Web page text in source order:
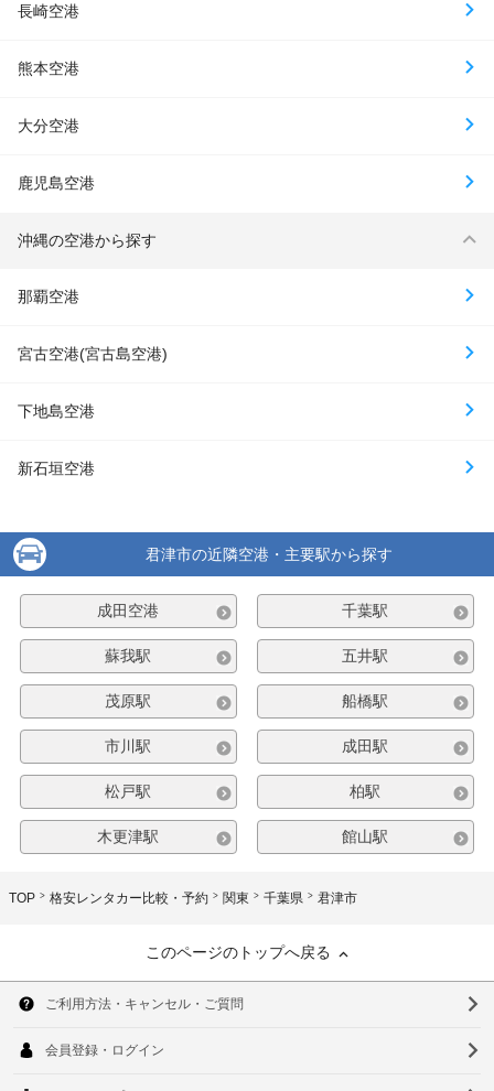
長崎空港
熊本空港
大分空港
鹿児島空港
沖縄の空港から探す
那覇空港
宮古空港(宮古島空港)
下地島空港
新石垣空港
君津市の近隣空港・主要駅から探す
成田空港 千葉駅
蘇我駅 五井駅
茂原駅 船橋駅
市川駅 成田駅
松戸駅 柏駅
木更津駅 館山駅
TOP 格安レンタカー比較・予約 関東 千葉県 君津市
このページのトップへ戻る